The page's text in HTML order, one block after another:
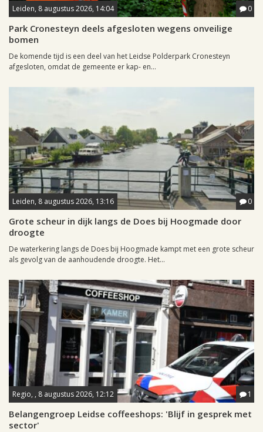
Leiden, 8 augustus 2026, 14:04 0
Park Cronesteyn deels afgesloten wegens onveilige
bomen
De komende tijd is een deel van het Leidse Polderpark Cronesteyn
afgesloten, omdat de gemeente er kap- en...
Leiden, 8 augustus 2026, 13:16 0
Grote scheur in dijk langs de Does bij Hoogmade door
droogte
De waterkering langs de Does bij Hoogmade kampt met een grote scheur
als gevolg van de aanhoudende droogte. Het...
Regio, , 8 augustus 2026, 12:12 1
Belangengroep Leidse coffeeshops: 'Blijf in gesprek met
sector'